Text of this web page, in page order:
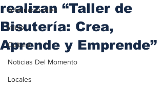
iInternacionales
Inicio
Cultura
Noticias Del Momento
Locales
realizan “Taller de
Bisutería: Crea,
Aprende y Emprende”